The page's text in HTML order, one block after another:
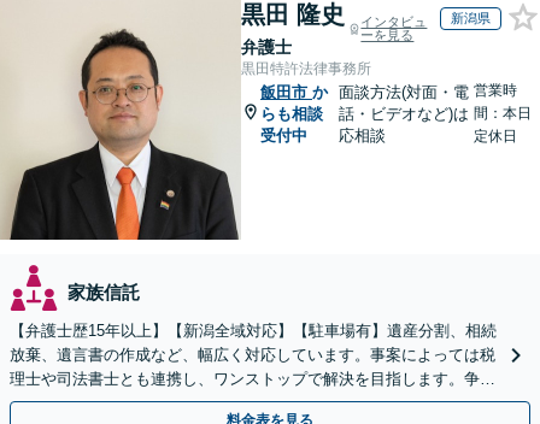
黒田 隆史
弁護士
インタビュ
ーを見る
新潟県
黒田特許法律事務所
飯田市 か
らも相談
受付中
面談方法(対面・電
話・ビデオなど)は
応相談
営業時
間：本日
定休日
家族信託
【弁護士歴15年以上】【新潟全域対応】【駐車場有】遺産分割、相続
放棄、遺言書の作成など、幅広く対応しています。事案によっては税
理士や司法書士とも連携し、ワンストップで解決を目指します。争い
を防ぐためにもぜひご相談ください。【分割払い可】
料金表を見る